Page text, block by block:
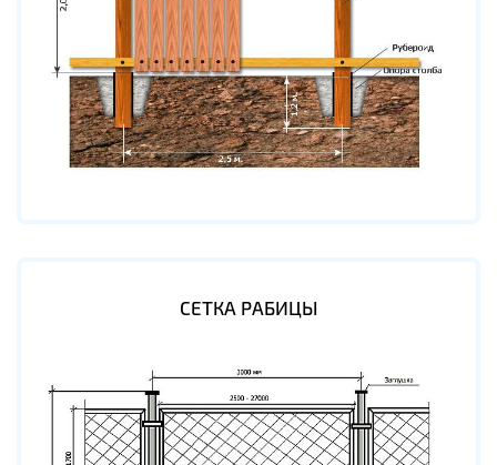
СЕТКА РАБИЦЫ